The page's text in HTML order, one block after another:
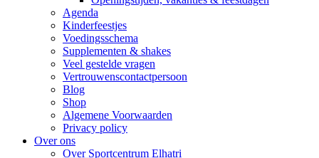
Agenda
Kinderfeestjes
Voedingsschema
Supplementen & shakes
Veel gestelde vragen
Vertrouwenscontactpersoon
Blog
Shop
Algemene Voorwaarden
Privacy policy
Over ons
Over Sportcentrum Elhatri